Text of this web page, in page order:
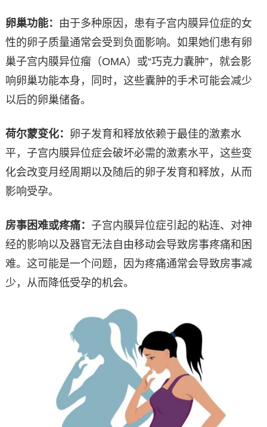
卵巢功能：
由于多种原因，患有子宫内膜异位症的女
性的卵子质量通常会受到负面影响。如果她们患有卵
巢子宫内膜异位瘤（OMA）或“巧克力囊肿”，就会影
响卵巢功能本身，同时，这些囊肿的手术可能会减少
以后的卵巢储备。
荷尔蒙变化： 卵子发育和释放依赖于最佳的激素水
平，子宫内膜异位症会破坏必需的激素水平，这些变
化会改变月经周期以及随后的卵子发育和释放，从而
影响受孕。
房事困难或疼痛： 子宫内膜异位症引起的粘连、对神
经的影响以及器官无法自由移动会导致房事疼痛和困
难。这可能是一个问题，因为疼痛通常会导致房事减
少，从而降低受孕的机会。